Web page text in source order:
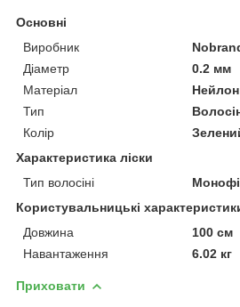
Основні
Виробник
Діаметр
0.2 мм
Матеріал
Нейлон
Тип
Колір
Характеристика ліски
Тип волосіні
Користувальницькі
Довжина
100 см
Навантаження
6.02 кг
Приховати